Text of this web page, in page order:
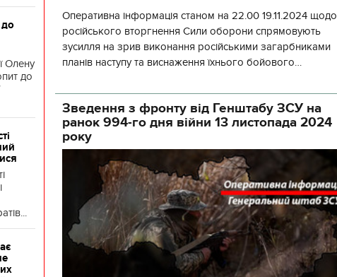
Олену
до
Оперативна інформація станом на 22.00 19.11.2024 щодо
російського вторгнення Сили оборони спрямовують
зусилля на зрив виконання російськими загарбниками
планів наступу та виснаження їхнього бойового
Зведення з фронту від Генштабу ЗСУ на
ранок 994-го дня війни 13 листопада 2024
року